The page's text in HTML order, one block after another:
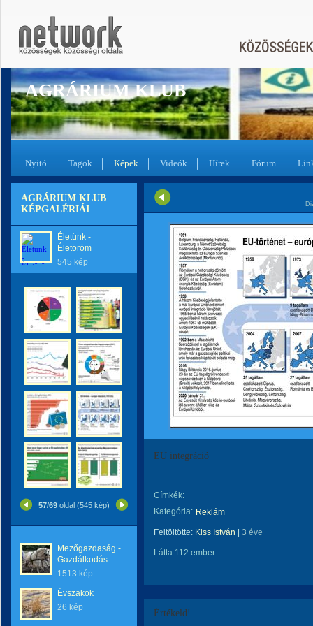
AGRÁRIUM KLUB
Nyitó Tagok Képek Videók Hírek Fórum
AGRÁRIUM KLUB
KÉPGALÉRIÁI
Életünk -
Életöröm
545 kép
57/69 oldal (545 kép)
Mezőgazdaság -
Gazdálkodás
1513 kép
Évszakok
26 kép
EU integráció
Címkék:
Kategória: Reklám
Feltöltötte: Kiss István 3 éve
Látta 112 ember.
Értékeld!